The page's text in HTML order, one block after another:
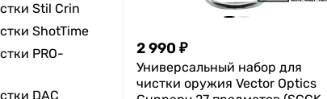
Stil Crin
ShotTime
PRO-
DAC
2 990 ₽
Универсальный набор для
чистки оружия Vector Optics